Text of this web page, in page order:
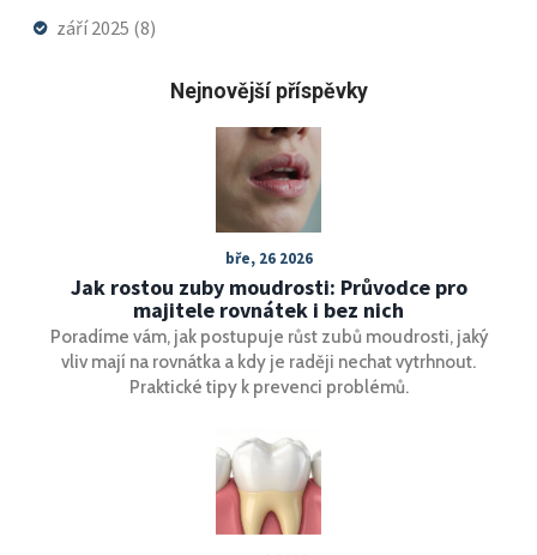
září 2025 (8)
Nejnovější příspěvky
bře, 26 2026
Jak rostou zuby moudrosti: Průvodce pro
majitele rovnátek i bez nich
Poradíme vám, jak postupuje růst zubů moudrosti, jaký
vliv mají na rovnátka a kdy je raději nechat vytrhnout.
Praktické tipy k prevenci problémů.